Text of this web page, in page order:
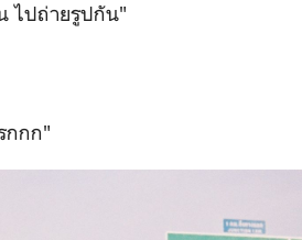
ไปถ่ายรูปกัน"
กกก"